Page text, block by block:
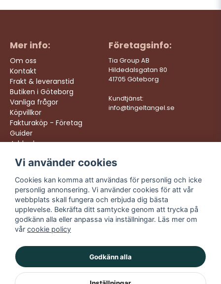
Mer info:
Om oss
Kontakt
Frakt & leveranstid
Butiken i Göteborg
Vanliga frågor
Köpvillkor
Fakturaköp - Företag
Guider
Jobba hos oss
Företagsinfo:
Tia Group AB
Hildedalsgatan 80
41705 Göteborg
Kundtjänst:
info@tingeltangel.se
Följ oss:
Instagram
Facebook
TikTok
YouTube
Vi levererar:
Snabba leveranser
Trygga köp
Fri frakt över 499:-
Trevlig kundtjänst
Vi använder cookies
Cookies kan komma att användas för personlig och icke
personlig annonsering. Vi använder cookies för att vår
webbplats skall fungera och erbjuda dig bästa
upplevelse. Bekräfta ditt samtycke genom att trycka på
godkänn alla eller anpassa via inställningar. Läs mer om
vår cookie policy
Godkänn alla